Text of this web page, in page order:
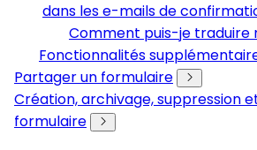
dans les e-mails de
Comment puis-je traduire
Fonctionnalités
Partager un formulaire
Création, archivage, suppression
formulaire